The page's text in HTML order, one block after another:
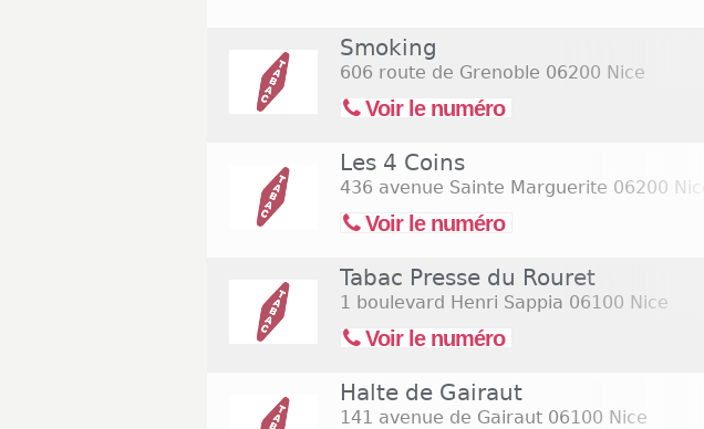
Smoking
606 route de Grenoble 06200 Nice
Voir le numéro
Les 4 Coins
436 avenue Sainte Marguerite 06200 Nice
Voir le numéro
Tabac Presse du Rouret
1 boulevard Henri Sappia 06100 Nice
Voir le numéro
Halte de Gairaut
141 avenue de Gairaut 06100 Nice